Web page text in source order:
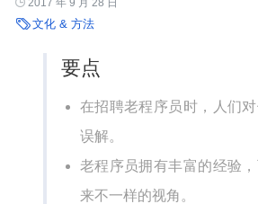
2017 年 9 月 28 日
文化 & 方法
要点
在招聘老程序员时，人们
误解。
老程序员拥有丰富的经验
来不一样的视角。